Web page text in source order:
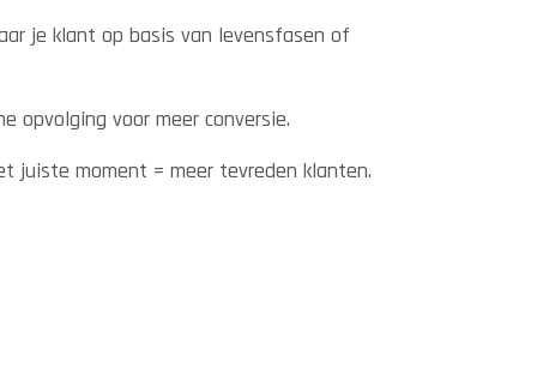
je klant op basis van levensfasen of
opvolging voor meer conversie.
juiste moment = meer tevreden klanten.